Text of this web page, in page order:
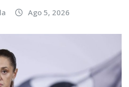
Ago 5, 2026